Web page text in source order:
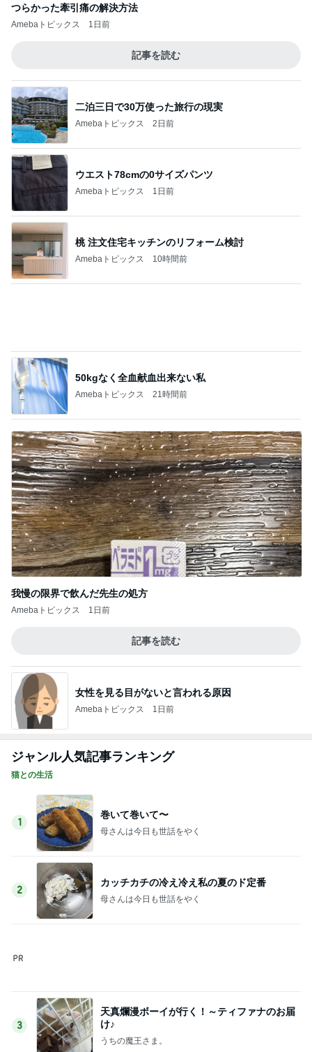
つらかった牽引痛の解決方法
Amebaトピックス 1日前
記事を読む
二泊三日で30万使った旅行の現実
Amebaトピックス 2日前
ウエスト78cmの0サイズパンツ
Amebaトピックス 1日前
桃 注文住宅キッチンのリフォーム検討
Amebaトピックス 10時間前
50kgなく全血献血出来ない私
Amebaトピックス 21時間前
我慢の限界で飲んだ先生の処方
Amebaトピックス 1日前
記事を読む
女性を見る目がないと言われる原因
Amebaトピックス 1日前
ジャンル人気記事ランキング
猫との生活
1
巻いて巻いて〜
母さんは今日も世話をやく
2
カッチカチの冷え冷え私の夏のド定番
母さんは今日も世話をやく
3
天真爛漫ボーイが行く！～ティファナのお届
け♪
うちの魔王さま。